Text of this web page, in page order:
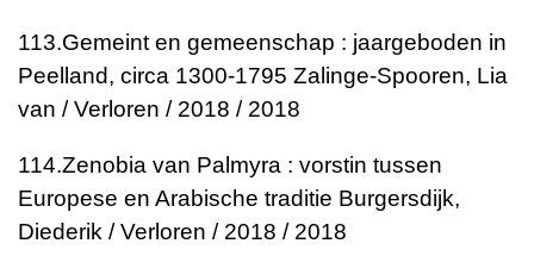
113.Gemeint en gemeenschap : jaargeboden in
Peelland, circa 1300-1795 Zalinge-Spooren, Lia
van / Verloren / 2018 / 2018
114.Zenobia van Palmyra : vorstin tussen
Europese en Arabische traditie Burgersdijk,
Diederik / Verloren / 2018 / 2018